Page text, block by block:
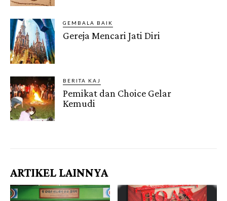
GEMBALA BAIK
Gereja Mencari Jati Diri
BERITA KAJ
Pemikat dan Choice Gelar
Kemudi
Gendis.ID
ARTIKEL LAINNYA